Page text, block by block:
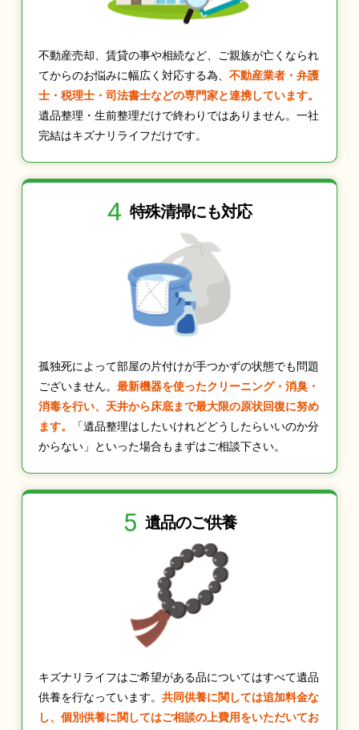
不動産売却、賃貸の事や相続など、ご親族が亡くなられ
てからのお悩みに幅広く対応する為、 不動産業者・弁護
士・税理士・司法書士などの専門家と連携しています。
遺品整理・生前整理だけで終わりではありません。一社
完結はキズナリライフだけです。
4 特殊清掃にも対応
孤独死によって部屋の片付けが手つかずの状態でも問題
ございません。 最新機器を使ったクリーニング・消臭・
消毒を行い、天井から床底まで最大限の原状回復に努め
ます。
「遺品整理はしたいけれどどうしたらいいのか分
からない」といった場合もまずはご相談下さい。
5 遺品のご供養
キズナリライフはご希望がある品についてはすべて遺品
供養を行なっています。 共同供養に関しては追加料金な
し、個別供養に関してはご相談の上費用をいただいてお